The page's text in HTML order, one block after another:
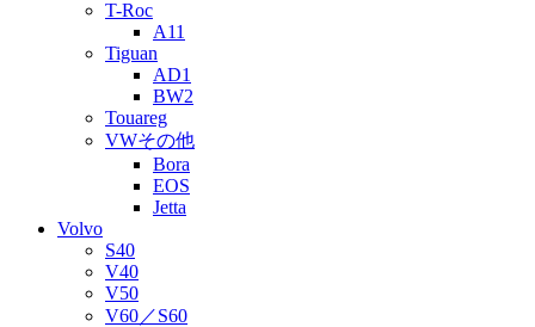
T-Roc
A11
Tiguan
AD1
BW2
Touareg
VWその他
Bora
EOS
Jetta
Volvo
S40
V40
V50
V60／S60